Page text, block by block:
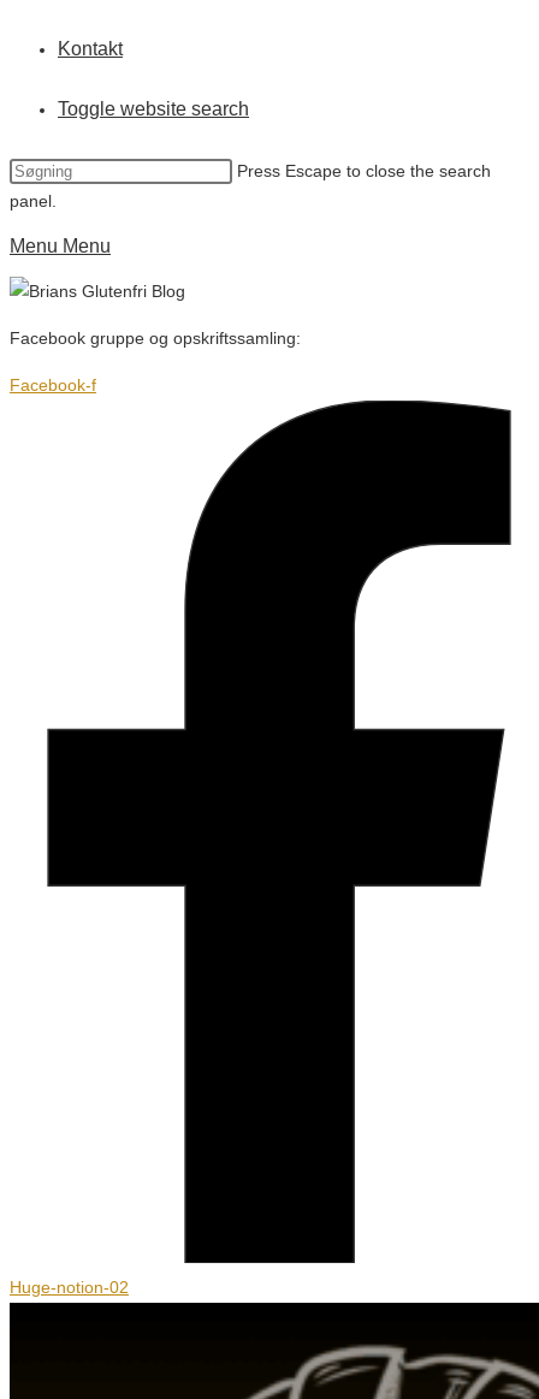
Kontakt
Toggle website search
Press Escape to close the search
panel.
Menu Menu
Facebook gruppe og opskriftssamling:
Facebook-f
Huge-notion-02